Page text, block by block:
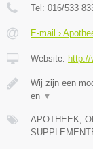
Tel: 016/533
E-mail ›
Website: http://
Wij zijn een
en ▼
APOTHEEK,